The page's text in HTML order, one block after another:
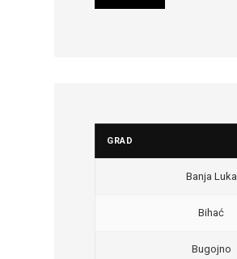
GRAD
Banja Luka
Bihać
Bugojno